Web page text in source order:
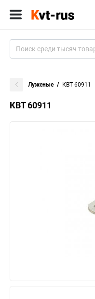
Луженые КВТ 60911
КВТ 60911